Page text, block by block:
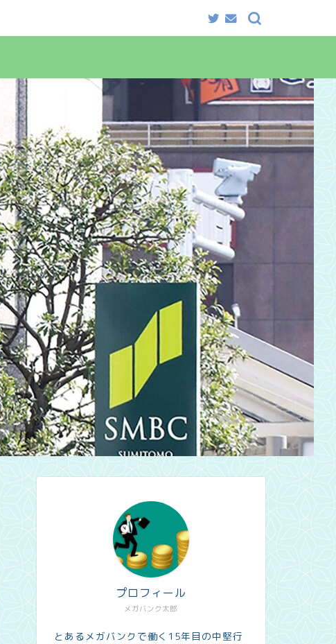
メガバンク太郎
プロフィール
とあるメガバンクで働く15年目の中堅行